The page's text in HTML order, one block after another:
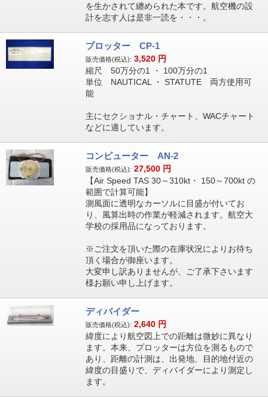
を生かされて纏められた本です。航空機の設
計を志す人は是非一読を・・・。
プロッター CP-1
販売価格(税込): 3,520 円
縮尺 50万分の1 ・ 100万分の1
単位 NAUTICAL ・ STATUTE 両方使用可
能
主にセクショナル・チャート、WACチャート
などに適しています。
コンピューター AN-2
販売価格(税込): 27,500 円
【Air Speed TAS 30～310kt・ 150～700kt の
範囲で計算可能】
測風面に透明なカーソルに目盛が付いてお
り、風算出時の作業が軽減されます。航空大
学校の採用品になっております。
※ご注文を頂いた際の在庫状況によりお待ち
頂く場合が御座います。
大変申し訳ありませんが、ご了承下さいます
様お願い申し上げます。
ディバイダー
販売価格(税込): 2,640 円
緯度により航空図上での距離は微妙に異なり
ます。本来、プロッターは方位を測るもので
あり、距離の計測は、出発地、目的地付近の
緯度の目盛りで、ディバイダーにより測定し
ます。